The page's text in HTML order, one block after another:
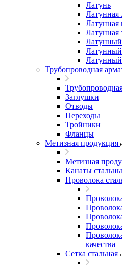
Латунь
Латунная
Латунная
Латунная
Латунный
Трубопроводная
Заглушки
Отводы
Переходы
Тройники
Фланцы
Метизная продукция
Метизная
Канаты
Проволока
качества
Сетка стальная